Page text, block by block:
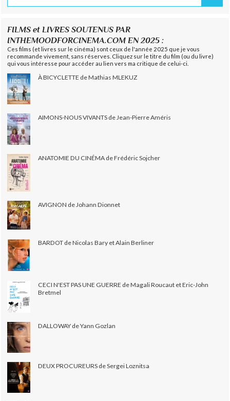
FILMS et LIVRES SOUTENUS PAR
INTHEMOODFORCINEMA.COM EN 2025 :
Ces films (et livres sur le cinéma) sont ceux de l'année 2025 que je vous
recommande vivement, sans réserves. Cliquez sur le titre du film (ou du livre)
qui vous intéresse pour accéder au lien vers ma critique de celui-ci.
À BICYCLETTE de Mathias MLEKUZ
AIMONS-NOUS VIVANTS de Jean-Pierre Améris
ANATOMIE DU CINÉMA de Frédéric Sojcher
AVIGNON de Johann Dionnet
BARDOT de Nicolas Bary et Alain Berliner
CECI N'EST PAS UNE GUERRE de Magali Roucaut et Eric-John
Bretmel
DALLOWAY de Yann Gozlan
DEUX PROCUREURS de Sergei Loznitsa